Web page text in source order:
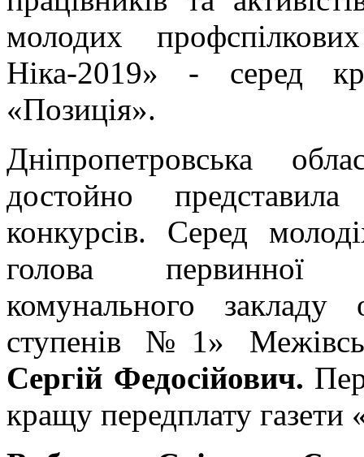
молодих
Ніка-2019» - серед
«Позиція».
Дніпропетровська
достойно
конкурсів. Серед
голова первинної
комунального
ступенів №1»
Сергій Федосійович.
кращу передплату газети